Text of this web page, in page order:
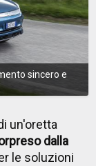
sincero e
un'oretta
dalla
le soluzioni